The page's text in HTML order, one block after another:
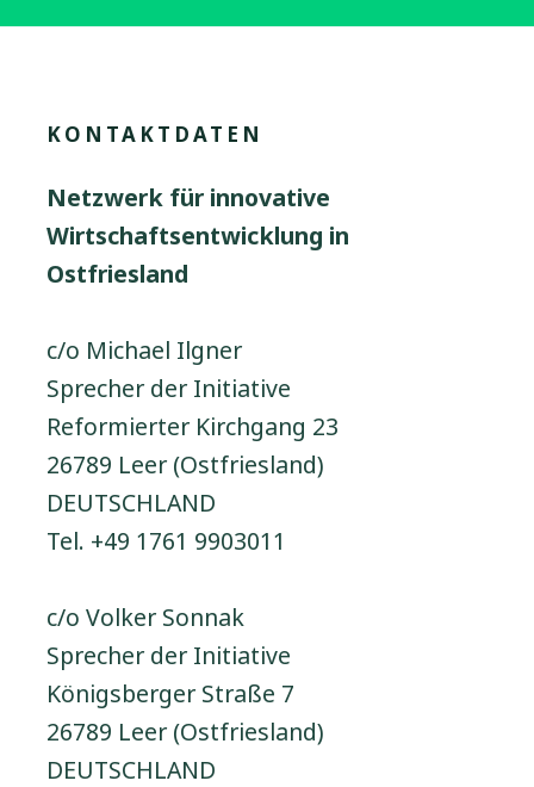
KONTAKTDATEN
Netzwerk für innovative
Wirtschaftsentwicklung in
Ostfriesland
c/o Michael Ilgner
Sprecher der Initiative
Reformierter Kirchgang 23
26789 Leer (Ostfriesland)
DEUTSCHLAND
Tel. +49 1761 9903011
c/o Volker Sonnak
Sprecher der Initiative
Königsberger Straße 7
26789 Leer (Ostfriesland)
DEUTSCHLAND